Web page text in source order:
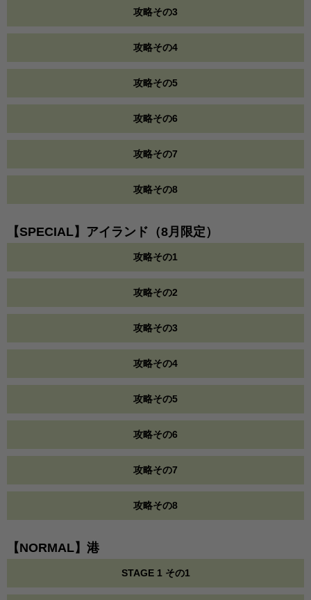
攻略その3
攻略その4
攻略その5
攻略その6
攻略その7
攻略その8
【SPECIAL】アイランド（8月限定）
攻略その1
攻略その2
攻略その3
攻略その4
攻略その5
攻略その6
攻略その7
攻略その8
【NORMAL】港
STAGE 1 その1